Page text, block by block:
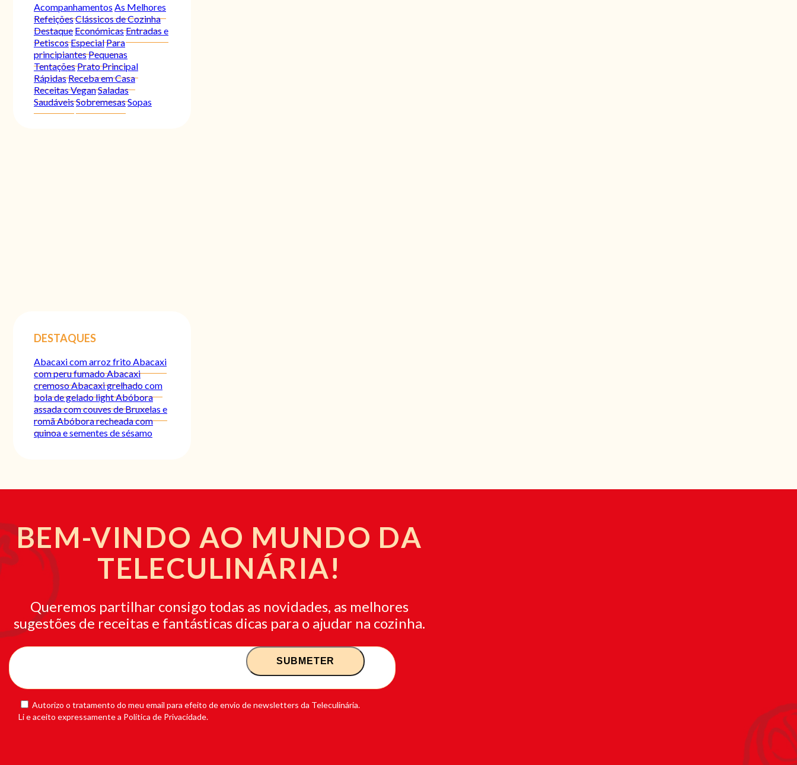
Acompanhamentos As Melhores
RefeiçõesClássicos de Cozinha
Destaque EconómicasEntradas e
PetiscosEspecialPara
principiantesPequenas
TentaçõesPrato Principal
RápidasReceba em Casa
Receitas VeganSaladas
SaudáveisSobremesasSopas
DESTAQUES
Abacaxi com arroz frito Abacaxi
com peru fumadoAbacaxi
cremosoAbacaxi grelhado com
bola de gelado lightAbóbora
assada com couves de Bruxelas e
romãAbóbora recheada com
quinoa e sementes de sésamo
BEM-VINDO AO MUNDO DA
TELECULINÁRIA!
Queremos partilhar consigo todas as novidades, as melhores
sugestões de receitas e fantásticas dicas para o ajudar na cozinha.
Autorizo o tratamento do meu email para efeito de envio de newsletters da Teleculinária.
Li e aceito expressamente a Política de Privacidade.